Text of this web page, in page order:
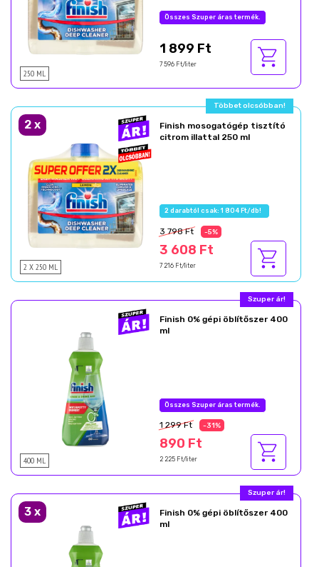
250 ML
1 899 Ft
7 596 Ft/liter
2 x
2 X 250 ML
Finish mosogatógép tisztító
citrom illattal 250 ml
3 798 Ft -5%
3 608 Ft
7 216 Ft/liter
400 ML
Finish 0% gépi öblítőszer 400
ml
1 299 Ft -31%
890 Ft
2 225 Ft/liter
Szuper ár!
3 x
Finish 0% gépi öblítőszer 400
ml